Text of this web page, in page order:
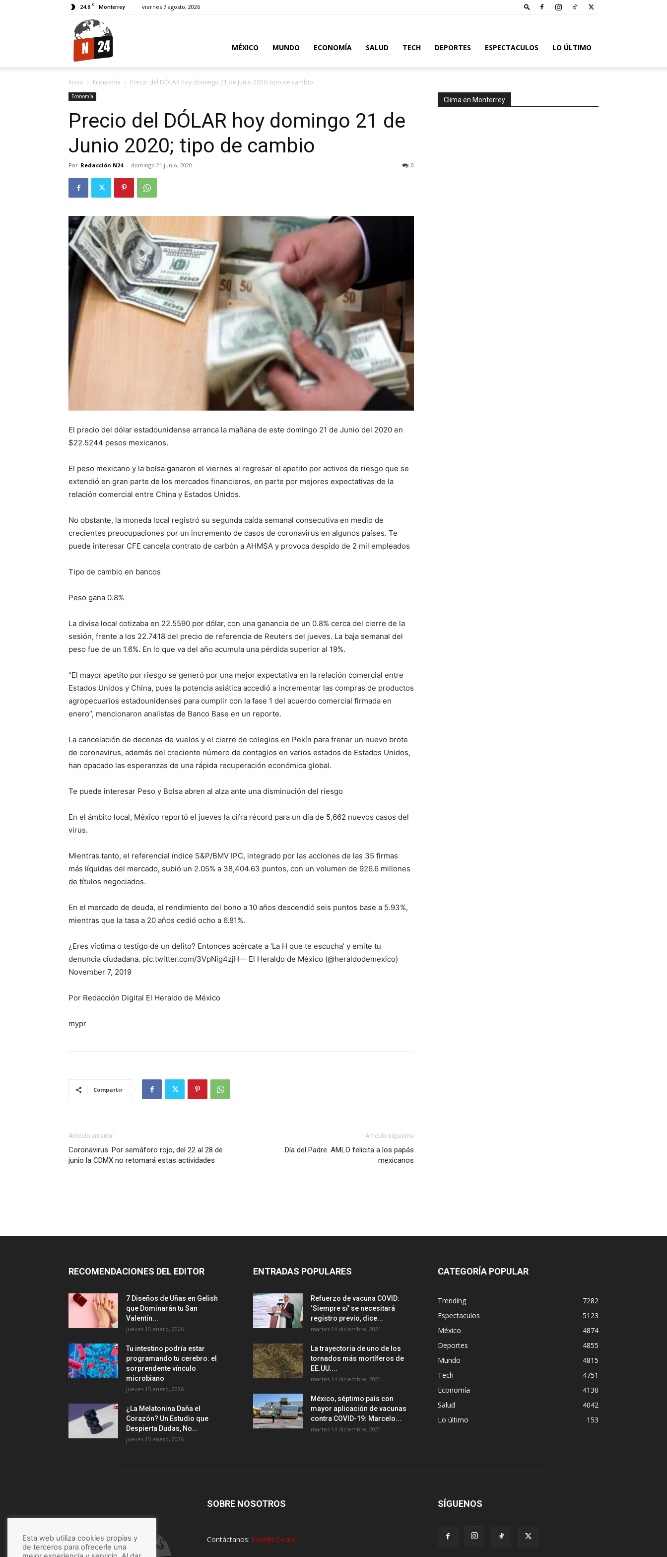
24.8 C Monterrey viernes 7 agosto, 2026
MÉXICO MUNDO ECONOMÍA SALUD TECH DEPORTES ESPECTACULOS LO ÚLTIMO
Inicio Economía Precio del DÓLAR hoy domingo 21 de Junio 2020; tipo de cambio
Economía
Precio del DÓLAR hoy domingo 21 de
Junio 2020; tipo de cambio
Por Redacción N24 - domingo 21 junio, 2020 0
El precio del dólar estadounidense arranca la mañana de este domingo 21 de Junio del 2020 en
$22.5244 pesos mexicanos.
El peso mexicano y la bolsa ganaron el viernes al regresar el apetito por activos de riesgo que se
extendió en gran parte de los mercados financieros, en parte por mejores expectativas de la
relación comercial entre China y Estados Unidos.
No obstante, la moneda local registró su segunda caída semanal consecutiva en medio de
crecientes preocupaciones por un incremento de casos de coronavirus en algunos países. Te
puede interesar CFE cancela contrato de carbón a AHMSA y provoca despido de 2 mil empleados
Tipo de cambio en bancos
Peso gana 0.8%
La divisa local cotizaba en 22.5590 por dólar, con una ganancia de un 0.8% cerca del cierre de la
sesión, frente a los 22.7418 del precio de referencia de Reuters del jueves. La baja semanal del
peso fue de un 1.6%. En lo que va del año acumula una pérdida superior al 19%.
“El mayor apetito por riesgo se generó por una mejor expectativa en la relación comercial entre
Estados Unidos y China, pues la potencia asiática accedió a incrementar las compras de productos
agropecuarios estadounidenses para cumplir con la fase 1 del acuerdo comercial firmada en
enero”, mencionaron analistas de Banco Base en un reporte.
La cancelación de decenas de vuelos y el cierre de colegios en Pekín para frenar un nuevo brote
de coronavirus, además del creciente número de contagios en varios estados de Estados Unidos,
han opacado las esperanzas de una rápida recuperación económica global.
Te puede interesar Peso y Bolsa abren al alza ante una disminución del riesgo
En el ámbito local, México reportó el jueves la cifra récord para un día de 5,662 nuevos casos del
virus.
Mientras tanto, el referencial índice S&P/BMV IPC, integrado por las acciones de las 35 firmas
más líquidas del mercado, subió un 2.05% a 38,404.63 puntos, con un volumen de 926.6 millones
de títulos negociados.
En el mercado de deuda, el rendimiento del bono a 10 años descendió seis puntos base a 5.93%,
mientras que la tasa a 20 años cedió ocho a 6.81%.
¿Eres víctima o testigo de un delito? Entonces acércate a ‘La H que te escucha’ y emite tu
denuncia ciudadana. pic.twitter.com/3VpNig4zjH— El Heraldo de México (@heraldodemexico)
November 7, 2019
Por Redacción Digital El Heraldo de México
mypr
Compartir
Artículo anterior
Coronavirus. Por semáforo rojo, del 22 al 28 de
junio la CDMX no retomará estas actividades
Artículo siguiente
Día del Padre. AMLO felicita a los papás
mexicanos
Clima en Monterrey
RECOMENDACIONES DEL EDITOR
7 Diseños de Uñas en Gelish
que Dominarán tu San
Valentín...
jueves 15 enero, 2026
Tu intestino podría estar
programando tu cerebro: el
sorprendente vínculo
microbiano
jueves 15 enero, 2026
¿La Melatonina Daña el
Corazón? Un Estudio que
Despierta Dudas, No...
jueves 15 enero, 2026
ENTRADAS POPULARES
Refuerzo de vacuna COVID:
‘Siempre sí’ se necesitará
registro previo, dice...
martes 14 diciembre, 2021
La trayectoria de uno de los
tornados más mortíferos de
EE.UU....
martes 14 diciembre, 2021
México, séptimo país con
mayor aplicación de vacunas
contra COVID-19: Marcelo...
martes 14 diciembre, 2021
CATEGORÍA POPULAR
Trending
7282
Espectaculos
5123
México
4874
Deportes
4855
Mundo
4815
Tech
4751
Economía
4130
Salud
4042
Lo último
153
SOBRE NOSOTROS
Contáctanos: hola@n24.mx
SÍGUENOS
Esta web utiliza cookies propias y
de terceros para ofrecerle una